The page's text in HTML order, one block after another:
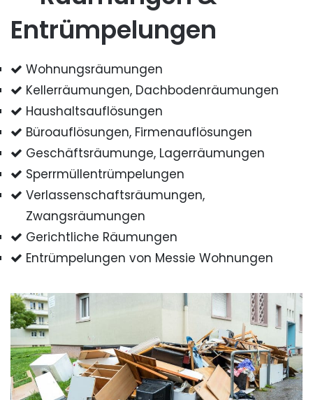
Entrümpelungen
Wohnungsräumungen
Kellerräumungen, Dachbodenräumungen
Haushaltsauflösungen
Büroauflösungen, Firmenauflösungen
Geschäftsräumunge, Lagerräumungen
Sperrmüllentrümpelungen
Verlassenschaftsräumungen,
Zwangsräumungen
Gerichtliche Räumungen
Entrümpelungen von Messie Wohnungen